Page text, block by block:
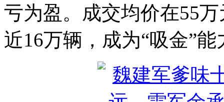
亏为盈。成交均价在55
近16万辆，成为“吸金”